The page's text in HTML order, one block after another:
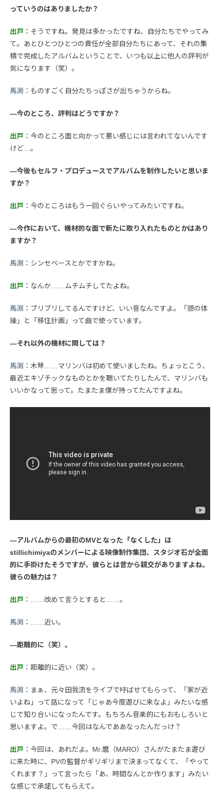
っていうのはありましたか？
出戸 ：そうですね。発見は多かったですね、自分たちでやってみ
て。あとひとつひとつの責任が全部自分たちにあって、それの集
積で完成したアルバムということで、いつも以上に他人の評判が
気になります（笑）。
馬渕 ：ものすごく自分たちっぽさが出ちゃうからね。
—今のところ、評判はどうですか？
出戸 ：今のところ面と向かって悪い感じには言われてないんです
けど…。
—今後もセルフ・プロデュースでアルバムを制作したいと思いま
すか？
出戸 ：今のところはもう一回ぐらいやってみたいですね。
—今作において、機材的な面で新たに取り入れたものとかはあり
ますか？
馬渕 ：シンセベースとかですかね。
出戸 ：なんか……ムチムチしてたよね。
馬渕 ：ブリブリしてるんですけど、いい音なんですよ。「頭の体
操」と「移住計画」って曲で使っています。
—それ以外の機材に関しては？
馬渕 ：木琴……マリンバは初めて使いましたね。ちょっとこう、
最近エキゾチックなものとかを聴いてたりしたんで、マリンバも
いいかなって思って。たまたま僕が持ってたんですよね。
—アルバムからの最初のMVとなった「なくした」は
stillichimiyaのメンバーによる映像制作集団、スタジオ石が全面
的に手掛けたそうですが、彼らとは昔から親交がありますよね。
彼らの魅力は？
出戸 ：……改めて言うとすると……。
馬渕 ：……近い。
—距離的に（笑）。
出戸 ：距離的に近い（笑）。
馬渕 ：まぁ、元々田我流をライブで呼ばせてもらって、「家が近
いよね」って話になって「じゃあ今度遊びに来なよ」みたいな感
じで知り合いになったんです。もちろん音楽的にもおもしろいと
思いますよ。で……今回はなんでああなったんだっけ？
出戸 ：今回は、あれだよ。Mr.麿（MARO）さんがたまたま遊び
に来た時に、PVの監督がギリギリまで決まってなくて、「やって
くれます？」って言ったら「あ、時間なんとか作ります」みたい
な感じで承諾してもらえて。